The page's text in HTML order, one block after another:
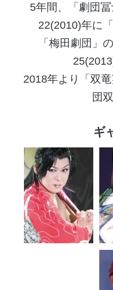
5年間、「劇団
22(2010)年に
「梅田劇団」
2018年より「双
団
ギ